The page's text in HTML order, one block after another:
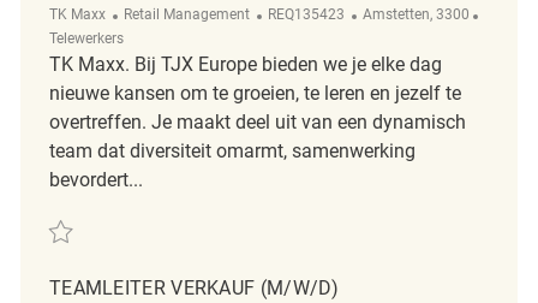
TK Maxx Categorie
Retail Management ReqId
REQ135423 Plaats
Amstetten, 3300
Telewerkers
TK Maxx. Bij TJX Europe bieden we je elke dag
nieuwe kansen om te groeien, te leren en jezelf te
overtreffen. Je maakt deel uit van een dynamisch
team dat diversiteit omarmt, samenwerking
bevordert...
Redden Teamleiter*in Verkauf (m/w/d) REQ135423
TEAMLEITER VERKAUF (M/W/D)